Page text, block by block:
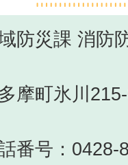
防災課 消防
摩町氷川
番号：0428-